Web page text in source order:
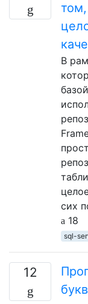
В
сих
18
sql-
12